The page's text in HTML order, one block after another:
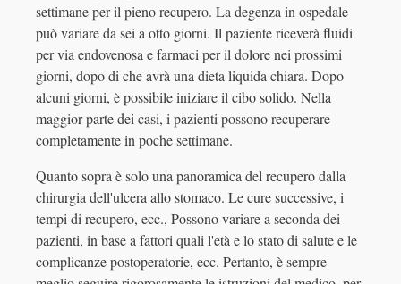
settimane per il pieno recupero. La degenza in ospedale
può variare da sei a otto giorni. Il paziente riceverà fluidi
per via endovenosa e farmaci per il dolore nei prossimi
giorni, dopo di che avrà una dieta liquida chiara. Dopo
alcuni giorni, è possibile iniziare il cibo solido. Nella
maggior parte dei casi, i pazienti possono recuperare
completamente in poche settimane.
Quanto sopra è solo una panoramica del recupero dalla
chirurgia dell'ulcera allo stomaco. Le cure successive, i
tempi di recupero, ecc., Possono variare a seconda dei
pazienti, in base a fattori quali l'età e lo stato di salute e le
complicanze postoperatorie, ecc. Pertanto, è sempre